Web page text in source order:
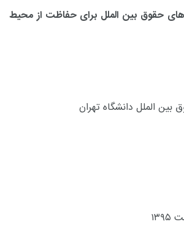
حقوق بین الملل برای حفاظت از محیط
الملل دانشگاه تهران